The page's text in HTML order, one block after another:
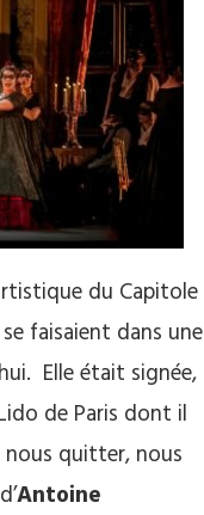
du Capitole
faisaient dans une
Elle était signée,
de Paris dont il
quitter, nous
Antoine